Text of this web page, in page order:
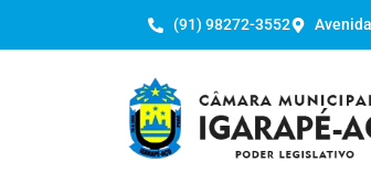
(91) 98272-3552